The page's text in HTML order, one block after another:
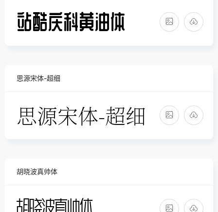
思源宋体-超细
胡晓波真帅体